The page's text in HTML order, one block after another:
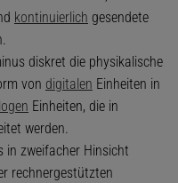
kontinuierlich gesendete
diskret die physikalische
von digitalen Einheiten in
Einheiten, die in
werden.
in zweifacher Hinsicht
rechnergestützten